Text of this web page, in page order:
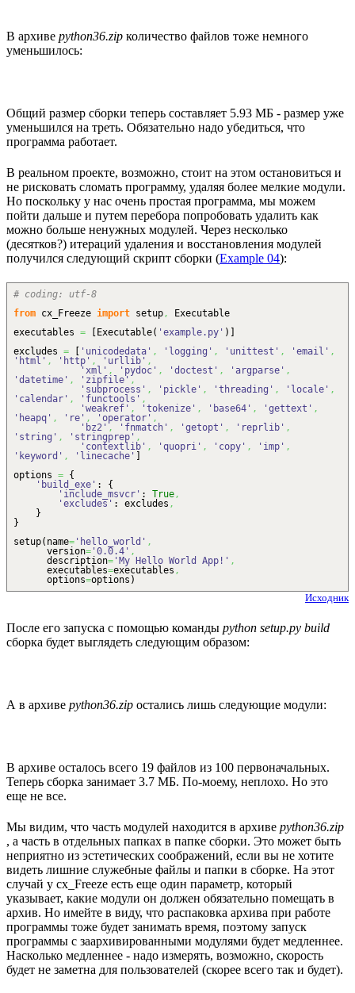
В архиве python36.zip количество файлов тоже немного
уменьшилось:
Общий размер сборки теперь составляет 5.93 МБ - размер уже
уменьшился на треть. Обязательно надо убедиться, что
программа работает.
В реальном проекте, возможно, стоит на этом остановиться и
не рисковать сломать программу, удаляя более мелкие модули.
Но поскольку у нас очень простая программа, мы можем
пойти дальше и путем перебора попробовать удалить как
можно больше ненужных модулей. Через несколько
(десятков?) итераций удаления и восстановления модулей
получился следующий скрипт сборки (Example 04):
# coding: utf-8
from cx_Freeze import setup,
Executable
executables = Executable( 'example.py' )
excludes = 'unicodedata' , 'logging' , 'unittest' , 'email' ,
'html' , 'http' , 'urllib' ,
'xml' , 'pydoc' , 'doctest' , 'argparse' ,
'datetime' , 'zipfile' ,
'subprocess' , 'pickle' , 'threading' , 'locale' ,
'calendar' , 'functools' ,
'weakref' , 'tokenize' , 'base64' , 'gettext' ,
'heapq' , 're' , 'operator' ,
'bz2' , 'fnmatch' , 'getopt' , 'reprlib' ,
'string' , 'stringprep' ,
'contextlib' , 'quopri' , 'copy' , 'imp' ,
'keyword' , 'linecache'
options = {
'build_exe' : {
'include_msvcr' : True,
'excludes' : excludes ,
}
}
setup( name= 'hello_world' ,
version= '0.0.4' ,
description= 'My Hello World App!' ,
executables=executables ,
options=options )
Исходник
После его запуска с помощью команды python setup.py build
сборка будет выглядеть следующим образом:
А в архиве python36.zip остались лишь следующие модули:
В архиве осталось всего 19 файлов из 100 первоначальных.
Теперь сборка занимает 3.7 МБ. По-моему, неплохо. Но это
еще не все.
Мы видим, что часть модулей находится в архиве python36.zip
, а часть в отдельных папках в папке сборки. Это может быть
неприятно из эстетических соображений, если вы не хотите
видеть лишние служебные файлы и папки в сборке. На этот
случай у cx_Freeze есть еще один параметр, который
указывает, какие модули он должен обязательно помещать в
архив. Но имейте в виду, что распаковка архива при работе
программы тоже будет занимать время, поэтому запуск
программы с заархивированными модулями будет медленнее.
Насколько медленнее - надо измерять, возможно, скорость
будет не заметна для пользователей (скорее всего так и будет).